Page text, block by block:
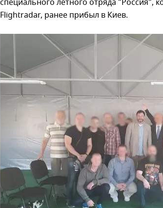
специального летного отряда "Россия",
Flightradar, ранее прибыл в Киев.